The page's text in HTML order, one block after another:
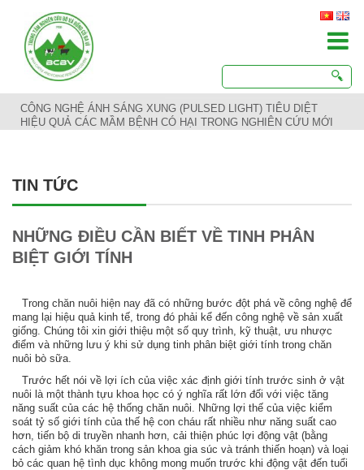
CÔNG NGHỆ ÁNH SÁNG XUNG (PULSED LIGHT) TIÊU DIỆT
HIỆU QUẢ CÁC MẦM BỆNH CÓ HẠI TRONG NGHIÊN CỨU MỚI
TIN TỨC
NHỮNG ĐIỀU CẦN BIẾT VỀ TINH PHÂN
BIỆT GIỚI TÍNH
Trong chăn nuôi hiện nay đã có những bước đột phá về công nghệ để
mang lại hiệu quả kinh tế, trong đó phải kể đến công nghệ về sản xuất
giống. Chúng tôi xin giới thiệu một số quy trình, kỹ thuật, ưu nhược
điểm và những lưu ý khi sử dụng tinh phân biệt giới tính trong chăn
nuôi bò sữa.
Trước hết nói về lợi ích của việc xác định giới tính trước sinh ở vật
nuôi là một thành tựu khoa học có ý nghĩa rất lớn đối với việc tăng
năng suất của các hệ thống chăn nuôi. Những lợi thế của việc kiểm
soát tỷ số giới tính của thế hệ con cháu rất nhiều như năng suất cao
hơn, tiến bộ di truyền nhanh hơn, cải thiện phúc lợi động vật (bằng
cách giảm khó khăn trong sản khoa gia súc và tránh thiến hoạn) và loại
bỏ các quan hệ tình dục không mong muốn trước khi động vật đến tuổi